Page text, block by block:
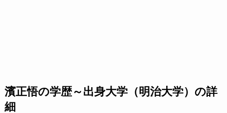
濱正悟の学歴～出身大学（明治大学）の詳
細